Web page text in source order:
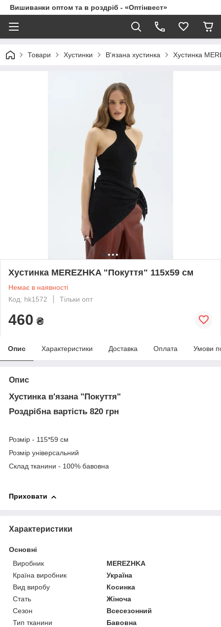
Вишиванки оптом та в роздріб - «Оптінвест»
Товари Хустинки В'язана хустинка Хустинка
Хустинка MEREZHKA "Покуття" 115х59 см
Немає в наявності
Код: hk1572
Тільки опт
460 ₴
Опис Характеристики Доставка Оплата Умови
Опис
Хустинка в'язана "Покуття"
Роздрібна вартість 820 грн
Розмір - 115*59 см
Розмір універсальний
Склад тканини - 100% бавовна
Приховати
Характеристики
Основні
Виробник
MEREZHKA
Країна виробник
Україна
Вид виробу
Косинка
Стать
Жіноча
Сезон
Всесезонний
Тип тканини
Бавовна